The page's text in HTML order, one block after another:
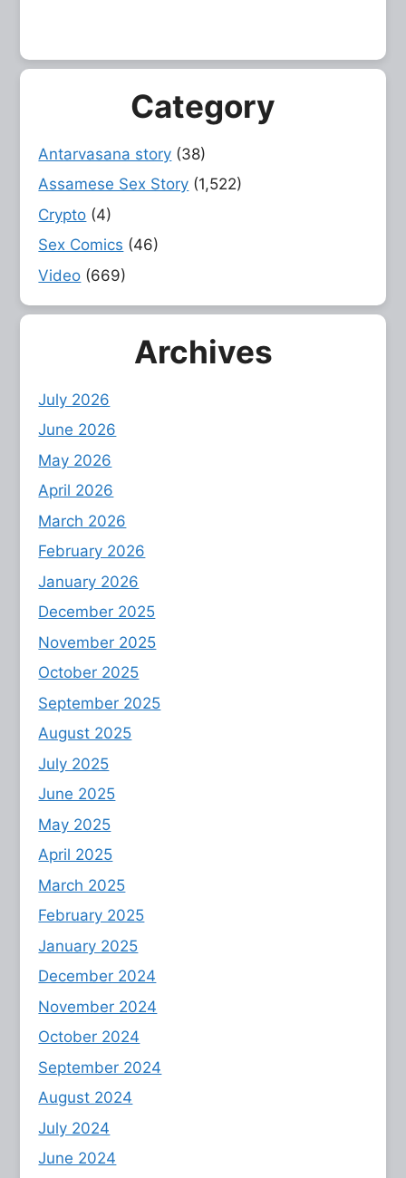
Category
Antarvasana story (38)
Assamese Sex Story (1,522)
Crypto (4)
Sex Comics (46)
Video (669)
Archives
July 2026
June 2026
May 2026
April 2026
March 2026
February 2026
January 2026
December 2025
November 2025
October 2025
September 2025
August 2025
July 2025
June 2025
May 2025
April 2025
March 2025
February 2025
January 2025
December 2024
November 2024
October 2024
September 2024
August 2024
July 2024
June 2024